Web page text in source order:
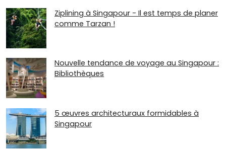
Ziplining à Singapour - Il est temps de planer
comme Tarzan !
Nouvelle tendance de voyage au Singapour :
Bibliothèques
5 œuvres architecturaux formidables à
Singapour